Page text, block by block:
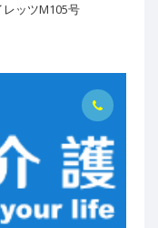
ッツM105号